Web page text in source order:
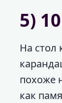
5)
На стол
похоже
как